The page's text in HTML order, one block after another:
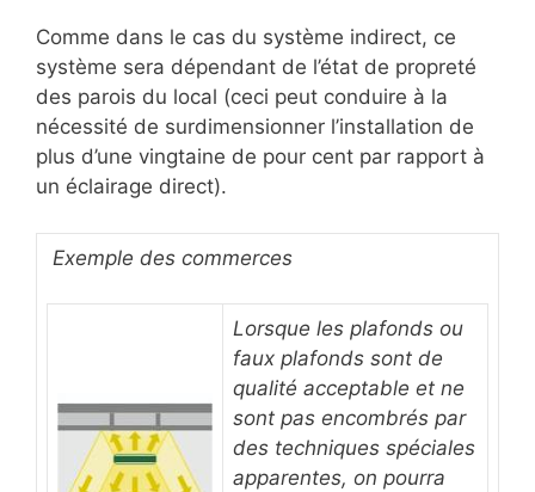
Comme dans le cas du système indirect, ce
système sera dépendant de l’état de propreté
des parois du local (ceci peut conduire à la
nécessité de surdimensionner l’installation de
plus d’une vingtaine de pour cent par rapport à
un éclairage direct).
Exemple des commerces
Lorsque les plafonds ou
faux plafonds sont de
qualité acceptable et ne
sont pas encombrés par
des techniques spéciales
apparentes, on pourra